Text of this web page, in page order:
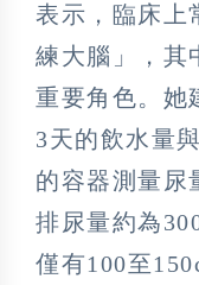
表示，臨床上
練大腦」，其
重要角色。她
3天的飲水量
的容器測量尿
排尿量約為
僅有100至